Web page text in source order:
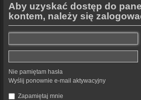
Aby uzyskać dostęp do
kontem, należy się
Nie pamiętam hasła
Wyślij ponownie e-mail aktywacyjny
Zapamiętaj mnie